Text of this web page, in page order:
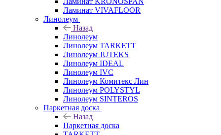
Ламинат VIVAFLOOR
Линолеум
Назад
Линолеум
Линолеум TARKETT
Линолеум JUTEKS
Линолеум IDEAL
Линолеум IVC
Линолеум Комитекс Лин
Линолеум POLYSTYL
Линолеум SINTEROS
Паркетная доска
Назад
Паркетная доска